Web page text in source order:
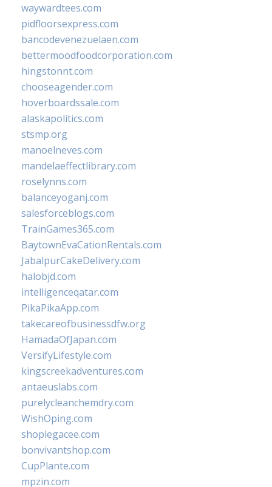
waywardtees.com
pidfloorsexpress.com
bancodevenezuelaen.com
bettermoodfoodcorporation.com
hingstonnt.com
chooseagender.com
hoverboardssale.com
alaskapolitics.com
stsmp.org
manoelneves.com
mandelaeffectlibrary.com
roselynns.com
balanceyoganj.com
salesforceblogs.com
TrainGames365.com
BaytownEvaCationRentals.com
JabalpurCakeDelivery.com
halobjd.com
intelligenceqatar.com
PikaPikaApp.com
takecareofbusinessdfw.org
HamadaOfJapan.com
VersifyLifestyle.com
kingscreekadventures.com
antaeuslabs.com
purelycleanchemdry.com
WishOping.com
shoplegacee.com
bonvivantshop.com
CupPlante.com
mpzin.com